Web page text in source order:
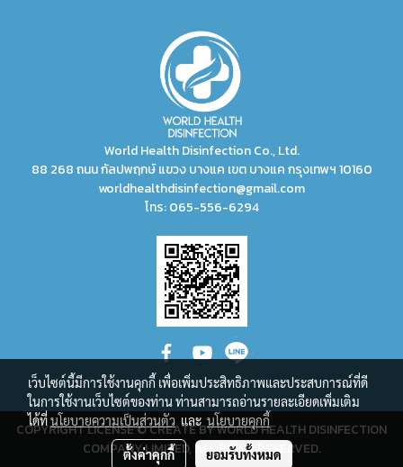
World Health Disinfection Co., Ltd.
88 268 ถนน กัลปพฤกษ์ แขวง บางแค เขต บางแค กรุงเทพฯ 10160
worldhealthdisinfection@gmail.com
โทร:065-556-6294
COPYRIGHT LICENSE © CREATE BY WORLD HEALTH DISINFECTION
COMPANY LIMITED, ALL RIGHT RESERVED.
เว็บไซต์นี้มีการใช้งานคุกกี้ เพื่อเพิ่มประสิทธิภาพและประสบการณ์ที่ดี
ในการใช้งานเว็บไซต์ของท่าน ท่านสามารถอ่านรายละเอียดเพิ่มเติม
ได้ที่นโยบายความเป็นส่วนตัว และ นโยบายคุกกี้
ตั้งค่าคุกกี้ ยอมรับทั้งหมด